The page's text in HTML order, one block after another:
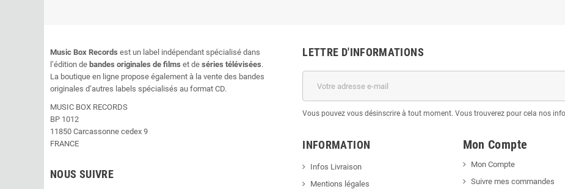
Music Box Records est un label indépendant spécialisé dans
l’édition de bandes originales de films et de séries télévisées.
La boutique en ligne propose également à la vente des bandes
originales d’autres labels spécialisés au format CD.
MUSIC BOX RECORDS
BP 1012
11850 Carcassonne cedex 9
FRANCE
NOUS SUIVRE
LETTRE D'INFORMATIONS
Vous pouvez vous désinscrire à tout moment. Vous trouverez pour cela nos
INFORMATION
Infos Livraison
Mentions légales
Mon Compte
Mon Compte
Suivre mes commandes